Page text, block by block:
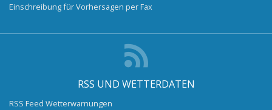
Einschreibung für Vorhersagen per Fax
RSS UND WETTERDATEN
RSS Feed Wetterwarnungen